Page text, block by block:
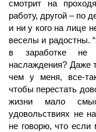
смотрит на
работу, другой – по
и ни у кого на лице
веселы и радостны.
в заработке не
наслаждения? Даже
чем у меня, все-
чтобы перестать
жизни мало
удовольствиях не
не говорю, что если